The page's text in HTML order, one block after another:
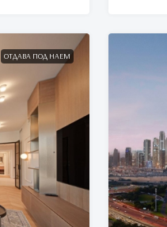
ОТДАВА ПОД НАЕМ